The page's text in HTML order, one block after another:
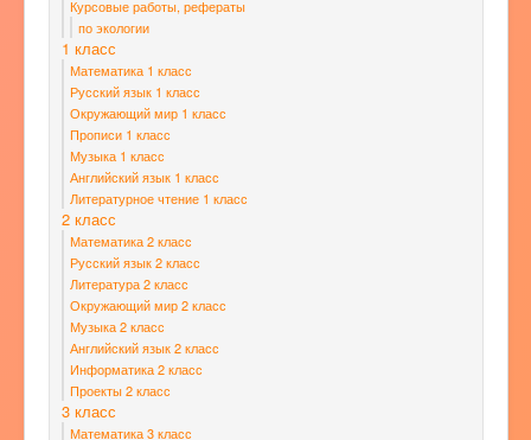
Курсовые работы, рефераты
по экологии
1 класс
Математика 1 класс
Русский язык 1 класс
Окружающий мир 1 класс
Прописи 1 класс
Музыка 1 класс
Английский язык 1 класс
Литературное чтение 1 класс
2 класс
Математика 2 класс
Русский язык 2 класс
Литература 2 класс
Окружающий мир 2 класс
Музыка 2 класс
Английский язык 2 класс
Информатика 2 класс
Проекты 2 класс
3 класс
Математика 3 класс